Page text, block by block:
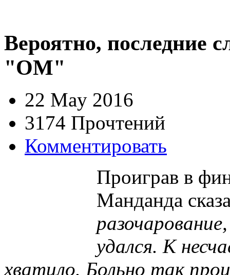
Вероятно, последние
"ОМ"
22 May 2016
3174 Прочтений
Комментировать
Проиграв в
Манданда
удался. К
хватило. Больно так